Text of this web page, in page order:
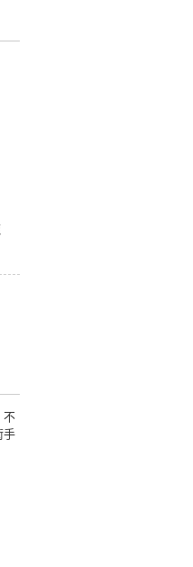
不
手